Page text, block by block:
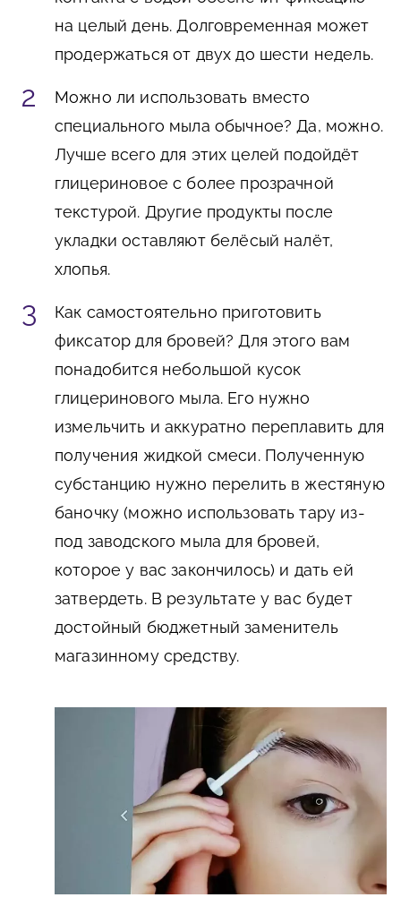
на целый день. Долговременная может
продержаться от двух до шести недель.
Можно ли использовать вместо
специального мыла обычное? Да, можно.
Лучше всего для этих целей подойдёт
глицериновое с более прозрачной
текстурой. Другие продукты после
укладки оставляют белёсый налёт,
хлопья.
Как самостоятельно приготовить
фиксатор для бровей? Для этого вам
понадобится небольшой кусок
глицеринового мыла. Его нужно
измельчить и аккуратно переплавить для
получения жидкой смеси. Полученную
субстанцию нужно перелить в жестяную
баночку (можно использовать тару из-
под заводского мыла для бровей,
которое у вас закончилось) и дать ей
затвердеть. В результате у вас будет
достойный бюджетный заменитель
магазинному средству.